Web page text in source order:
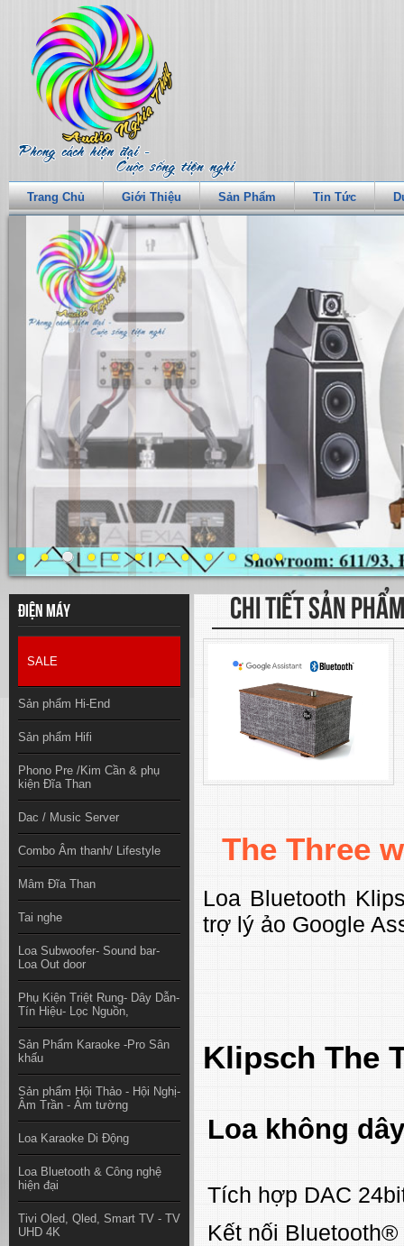
Trang Chủ Giới Thiệu Sản Phẩm Tin Tức
Điện máy
SALE
Sản phẩm Hi-End
Sản phẩm Hifi
Phono Pre /Kim Cần & phụ
kiện Đĩa Than
Dac / Music Server
Combo Âm thanh/ Lifestyle
Mâm Đĩa Than
Tai nghe
Loa Subwoofer- Sound bar-
Loa Out door
Phụ Kiện Triệt Rung- Dây Dẫn-
Tín Hiệu- Lọc Nguồn,
Sản Phẩm Karaoke -Pro Sân
khấu
Sản phẩm Hội Thảo - Hội Nghị-
Âm Trần - Âm tường
Loa Karaoke Di Động
Loa Bluetooth & Công nghệ
hiện đại
Tivi Oled, Qled, Smart TV - TV
UHD 4K
CHI TIẾT SẢN PHẨM
The Three
Loa Bluetooth
trợ lý ảo Google
Klipsch The
Loa không
Tích hợp DAC
Kết nối